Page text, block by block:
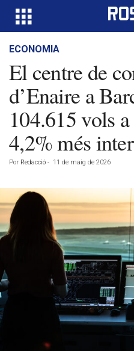
ECONOMIA
El centre de
d’Enaire a
104.615 vols
4,2% més
Por Redacció - 11 de maig de 2026